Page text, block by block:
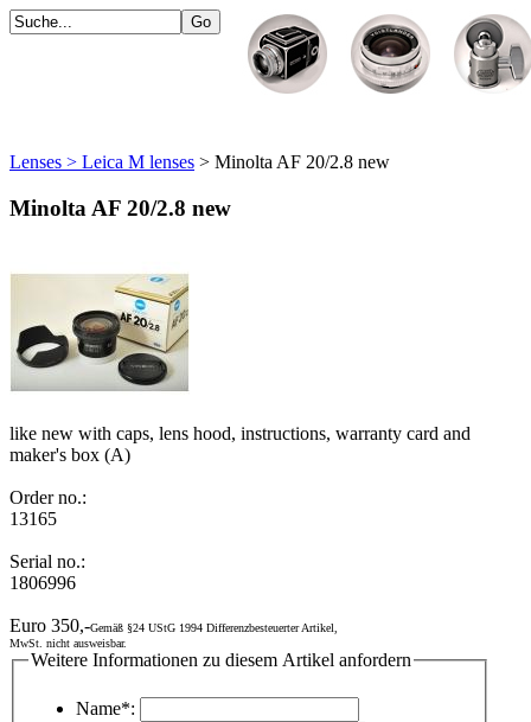
Lenses > Leica M lenses > Minolta AF 20/2.8 new
Minolta AF 20/2.8 new
like new with caps, lens hood, instructions, warranty card and
maker's box (A)
Order no.:
13165
Serial no.:
1806996
Euro 350,-Gemäß §24 UStG 1994 Differenzbesteuerter Artikel,
MwSt. nicht ausweisbar.
Weitere Informationen zu diesem Artikel anfordern
Name*: